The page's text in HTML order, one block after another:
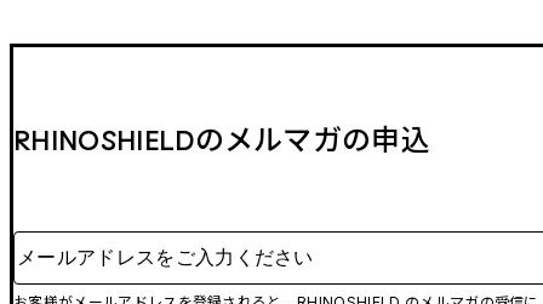
RHINOSHIELDのメルマガの申込
メールアドレスをご入力ください